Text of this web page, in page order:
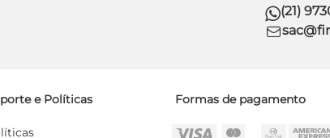
(21)
e Políticas Formas de pagamento